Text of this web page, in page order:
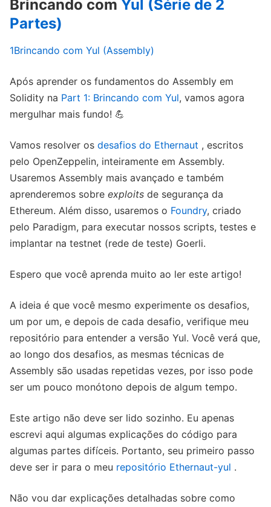
Brincando com Yul (Série de 2
Partes)
1Brincando com Yul (Assembly)
Após aprender os fundamentos do Assembly em
Solidity na Part 1: Brincando com Yul, vamos agora
mergulhar mais fundo! 💪
Vamos resolver os desafios do Ethernaut , escritos
pelo OpenZeppelin, inteiramente em Assembly.
Usaremos Assembly mais avançado e também
aprenderemos sobre exploits de segurança da
Ethereum. Além disso, usaremos o Foundry, criado
pelo Paradigm, para executar nossos scripts, testes e
implantar na testnet (rede de teste) Goerli.
Espero que você aprenda muito ao ler este artigo!
A ideia é que você mesmo experimente os desafios,
um por um, e depois de cada desafio, verifique meu
repositório para entender a versão Yul. Você verá que,
ao longo dos desafios, as mesmas técnicas de
Assembly são usadas repetidas vezes, por isso pode
ser um pouco monótono depois de algum tempo.
Este artigo não deve ser lido sozinho. Eu apenas
escrevi aqui algumas explicações do código para
algumas partes difíceis. Portanto, seu primeiro passo
deve ser ir para o meu repositório Ethernaut-yul .
Não vou dar explicações detalhadas sobre como